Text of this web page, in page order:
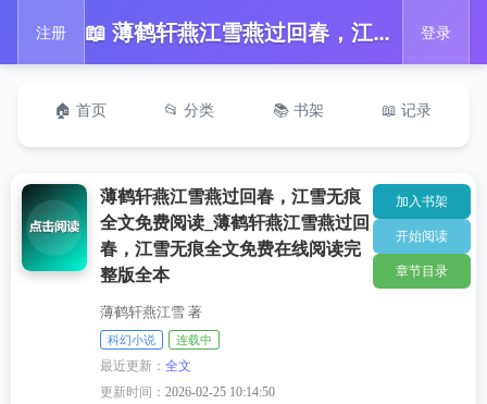
注册 📖 薄鹤轩燕江雪燕过回春，江雪无痕全文免费阅读_薄鹤轩燕江雪燕过回春，江雪无痕全文免费在线阅读完整版全本 登录
🏠 首页 📂 分类 📚 书架 📖 记录
薄鹤轩燕江雪燕过回春，江雪无痕
全文免费阅读_薄鹤轩燕江雪燕过回
春，江雪无痕全文免费在线阅读完
整版全本
薄鹤轩燕江雪 著
科幻小说 连载中
最近更新：全文
更新时间：2026-02-25 10:14:50
加入书架
开始阅读
章节目录